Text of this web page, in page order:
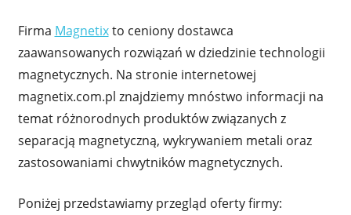
Firma Magnetixto ceniony dostawca
zaawansowanych rozwiązań w dziedzinie technologii
magnetycznych. Na stronie internetowej
magnetix.com.pl znajdziemy mnóstwo informacji na
temat różnorodnych produktów związanych z
separacją magnetyczną, wykrywaniem metali oraz
zastosowaniami chwytników magnetycznych.
Poniżej przedstawiamy przegląd oferty firmy: